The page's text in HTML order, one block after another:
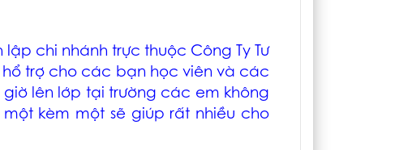
chi nhánh trực thuộc Công Ty Tư
trợ cho các bạn học viên và các
lên lớp tại trường các em không
kèm một sẽ giúp rất nhiều cho